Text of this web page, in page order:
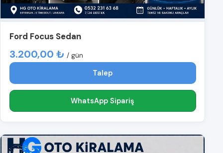
Ford Focus Sedan
3.200,00 ₺ / gün
Talep
WhatsApp Sipariş